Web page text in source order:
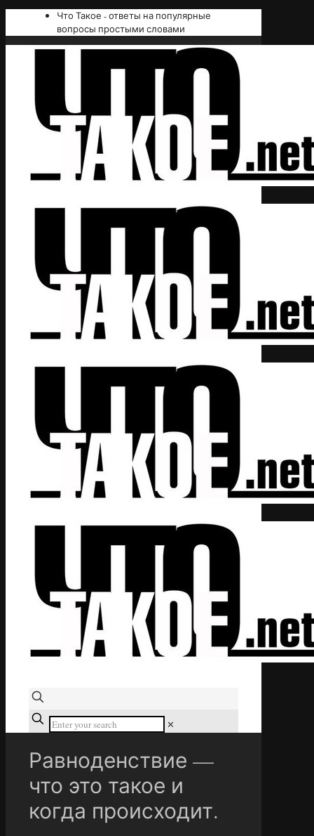
Что Такое - ответы на популярные
вопросы простыми словами
✕
Равноденствие —
что это такое и
когда происходит.